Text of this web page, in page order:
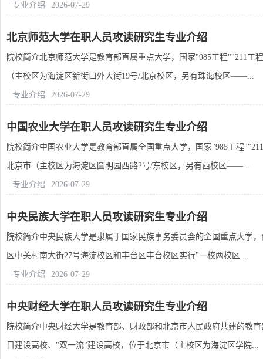
专业介绍 2026-07-29
北京师范大学在职人员攻读研究生专业介绍
院校简介北京师范大学是教育部直属重点大学，国家"985工程""211
（主校区为海淀区新街口外大街19号/北京校区，另有珠海校区——...
专业介绍 2026-07-29
中国农业大学在职人员攻读研究生专业介绍
院校简介中国农业大学是教育部直属全国重点大学，国家"985工程
北京市（主校区为海淀区圆明园西路2号/东校区，另有西校区——...
专业介绍 2026-07-29
中央民族大学在职人员攻读研究生专业介绍
院校简介中央民族大学是隶属于国家民族事务委员会的全国重点大学
区中关村南大街27号海淀校区和丰台区丰台校区实行"一校两校区...
专业介绍 2026-07-29
中央财经大学在职人员攻读研究生专业介绍
院校简介中央财经大学是教育部、财政部和北京市人民政府共建的教
目建设高校、"双一流"建设高校，位于北京市（主校区为海淀区学院...